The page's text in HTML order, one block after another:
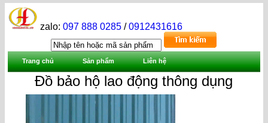
zalo:097 888 0285 /0912431616
Trang chủ Sản phẩm Liên hệ
Đồ bảo hộ lao động thông dụng